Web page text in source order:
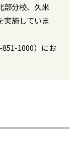
部分校、久米
実施していま
1000）にお